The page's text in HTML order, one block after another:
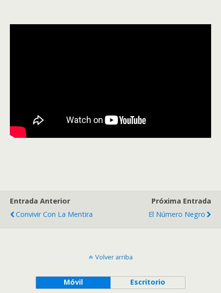
Entrada Anterior
Convivir Con La Mentira
Próxima Entrada
El Número Negro
Volver arriba
Móvil Escritorio